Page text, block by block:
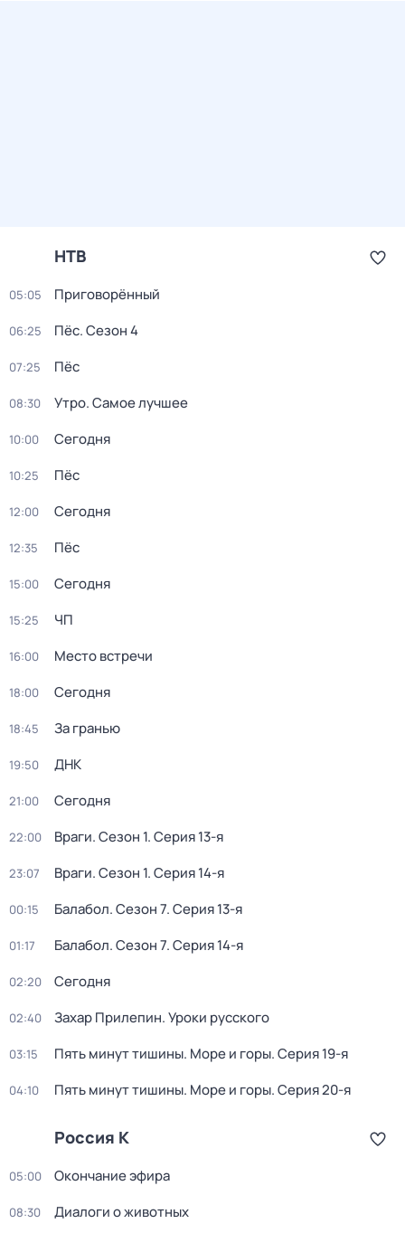
НТВ
05:05 Приговорённый
06:25 Пёс. Сезон 4
07:25 Пёс
08:30 Утро. Самое лучшее
10:00 Сегодня
10:25 Пёс
12:00 Сегодня
12:35 Пёс
15:00 Сегодня
15:25 ЧП
16:00 Место встречи
18:00 Сегодня
18:45 За гранью
19:50 ДНК
21:00 Сегодня
22:00 Враги. Сезон 1. Серия 13-я
23:07 Враги. Сезон 1. Серия 14-я
00:15 Балабол. Сезон 7. Серия 13-я
01:17 Балабол. Сезон 7. Серия 14-я
02:20 Сегодня
02:40 Захар Прилепин. Уроки русского
03:15 Пять минут тишины. Море и горы. Серия 19-я
04:10 Пять минут тишины. Море и горы. Серия 20-я
Россия К
05:00 Окончание эфира
08:30 Диалоги о животных